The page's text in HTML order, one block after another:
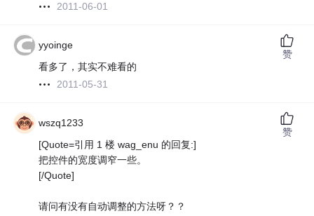
2011-06-01
yyoinge
看多了，其实不难看的
2011-05-31
赞
wszq1233
[Quote=引用 1 楼 wag_enu 的回复:]
把控件的宽度调窄一些。
[/Quote]
请问有没有自动调整的方法呀？？
赞